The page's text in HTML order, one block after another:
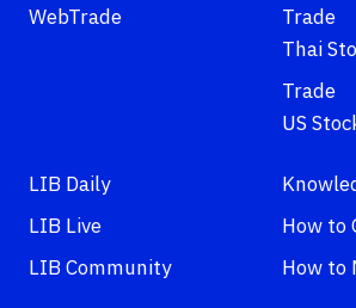
WebTrade
Trade
Thai
Trade
US
LIB Daily
LIB Live
LIB Community
How to
How to